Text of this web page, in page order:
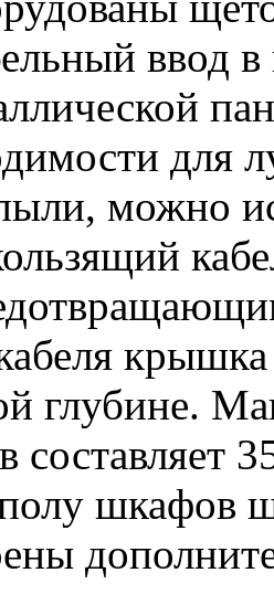
ввод в
для
можно
глубине.
составляет
шкафов